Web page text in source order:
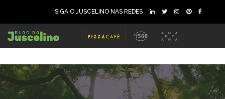
SIGA O JUSCELINO NAS REDES